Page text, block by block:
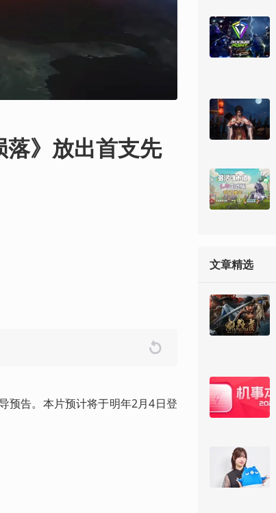
落》放出首支先
预告。本片预计将于明年2月4日登
文章精选